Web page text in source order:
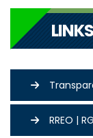
RREO |